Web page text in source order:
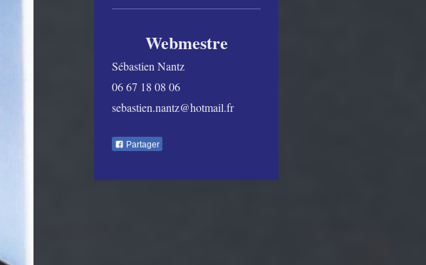
Webmestre
Sébastien Nantz
06 67 18 08 06
sebastien.nantz@hotmail.fr
Partager